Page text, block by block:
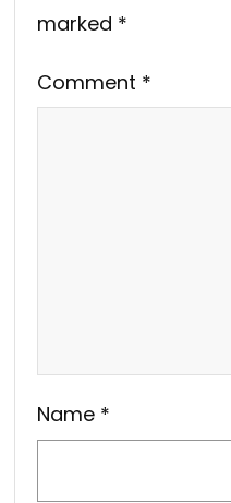
marked *
Comment *
Name *